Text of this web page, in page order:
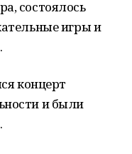
состоялось
игры и
концерт
и были